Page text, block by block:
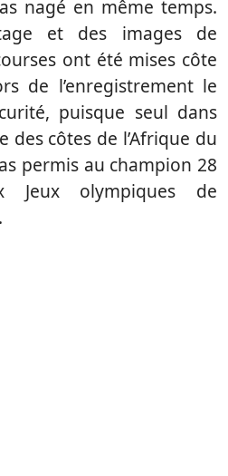
nagé en même temps.
et des images de
ont été mises côte
de l’enregistrement le
puisque seul dans
des côtes de l’Afrique du
permis au champion 28
Jeux olympiques de